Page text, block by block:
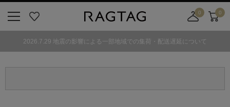
気
0
舗
カ
0
2026.7.29 地震の影響による一部地域での集荷・配送遅延について